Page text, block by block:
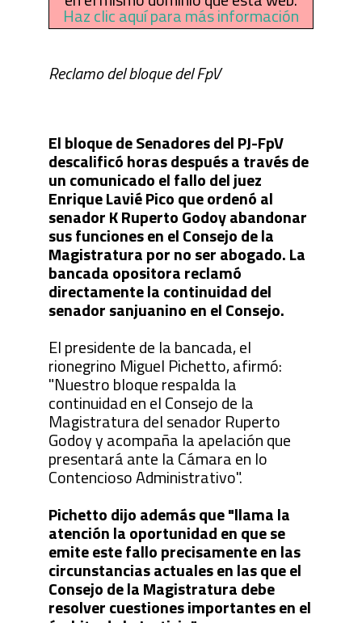
Haz clic aquí para más información
Reclamo del bloque del FpV
El bloque de Senadores del PJ-FpV
descalificó horas después a través de
un comunicado el fallo del juez
Enrique Lavié Pico que ordenó al
senador K Ruperto Godoy abandonar
sus funciones en el Consejo de la
Magistratura por no ser abogado. La
bancada opositora reclamó
directamente la continuidad del
senador sanjuanino en el Consejo.
El presidente de la bancada, el
rionegrino Miguel Pichetto, afirmó:
"Nuestro bloque respalda la
continuidad en el Consejo de la
Magistratura del senador Ruperto
Godoy y acompaña la apelación que
presentará ante la Cámara en lo
Contencioso Administrativo".
Pichetto dijo además que "llama la
atención la oportunidad en que se
emite este fallo precisamente en las
circunstancias actuales en las que el
Consejo de la Magistratura debe
resolver cuestiones importantes en el